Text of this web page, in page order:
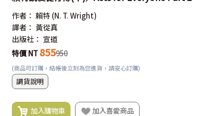
作者： 賴特 (N. T. Wright)
譯者： 黃從真
出版社： 宣道
特價 NT 855950
(商品可訂購，結帳後立刻為您進貨，請安心訂購)
調貨說明
加入購物車 加入喜愛商品